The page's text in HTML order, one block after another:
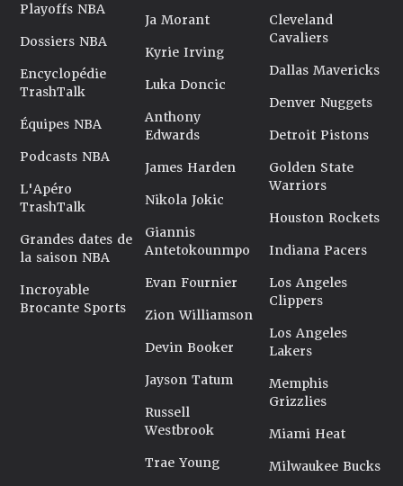
Playoffs NBA
Dossiers NBA
Encyclopédie
TrashTalk
Équipes NBA
Podcasts NBA
L'Apéro
TrashTalk
Grandes dates de
la saison NBA
Incroyable
Brocante Sports
Ja Morant
Kyrie Irving
Luka Doncic
Anthony
Edwards
James Harden
Nikola Jokic
Giannis
Antetokounmpo
Evan Fournier
Zion Williamson
Devin Booker
Jayson Tatum
Russell
Westbrook
Trae Young
Cleveland
Cavaliers
Dallas Mavericks
Denver Nuggets
Detroit Pistons
Golden State
Warriors
Houston Rockets
Indiana Pacers
Los Angeles
Clippers
Los Angeles
Lakers
Memphis
Grizzlies
Miami Heat
Milwaukee Bucks